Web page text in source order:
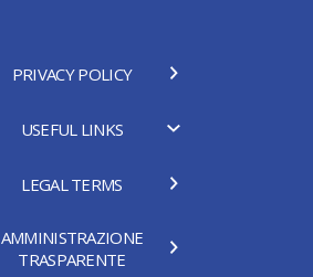
PRIVACY POLICY
USEFUL LINKS
LEGAL TERMS
AMMINISTRAZIONE
TRASPARENTE